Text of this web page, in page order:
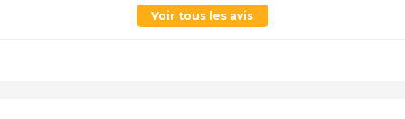
Voir tous les avis